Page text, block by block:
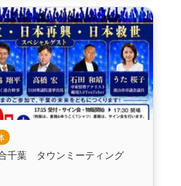
千葉 タウンミーティング